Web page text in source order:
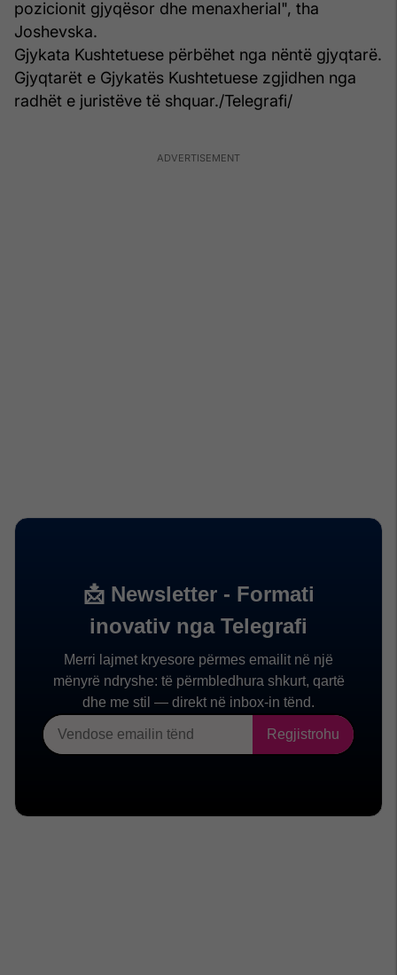
pozicionit gjyqësor dhe menaxherial", tha
Joshevska.
Gjykata Kushtetuese përbëhet nga nëntë gjyqtarë.
Gjyqtarët e Gjykatës Kushtetuese zgjidhen nga
radhët e juristëve të shquar./Telegrafi/